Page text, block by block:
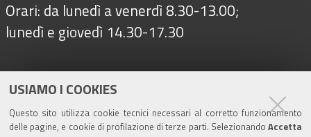
USIAMO I COOKIES
Questo sito utilizza cookie tecnici necessari al corretto funzionamento
delle pagine, e cookie di profilazione di terze parti. Selezionando Accetta
Orari: da lunedì a venerdì 8.30-13.00;
lunedì e giovedì 14.30-17.30
Seguici su